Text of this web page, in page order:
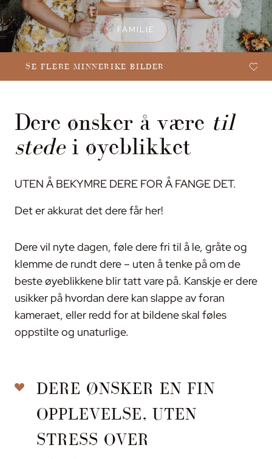
FAMILIE
MINNERIKE BILDER SE
Dere ønsker å være til
stedei øyeblikket
UTEN Å BEKYMRE DERE FOR Å FANGE DET.
Det er akkurat det dere får her!
Dere vil nyte dagen, føle dere fri til å le, gråte og
klemme de rundt dere – uten å tenke på om de
beste øyeblikkene blir tatt vare på. Kanskje er dere
usikker på hvordan dere kan slappe av foran
kameraet, eller redd for at bildene skal føles
oppstilte og unaturlige.
DERE ØNSKER EN FIN
OPPLEVELSE, UTEN
STRESS OVER